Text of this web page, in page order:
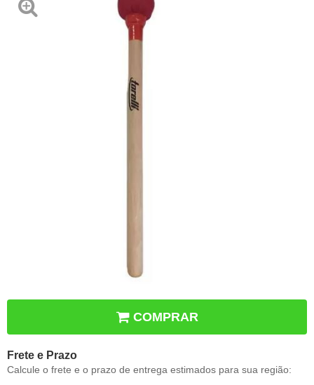
COMPRAR
Frete e Prazo
Calcule o frete e o prazo de entrega estimados para sua região: